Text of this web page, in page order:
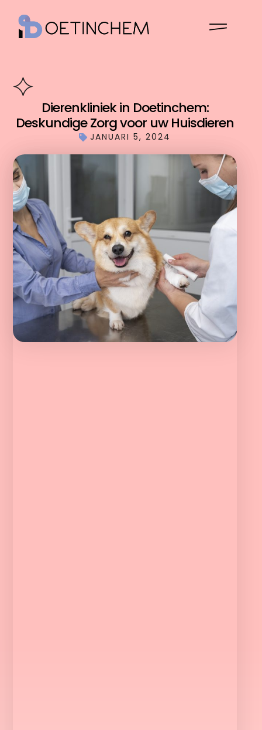
Dierenkliniek in Doetinchem:
Deskundige Zorg voor uw Huisdieren
JANUARI 5, 2024